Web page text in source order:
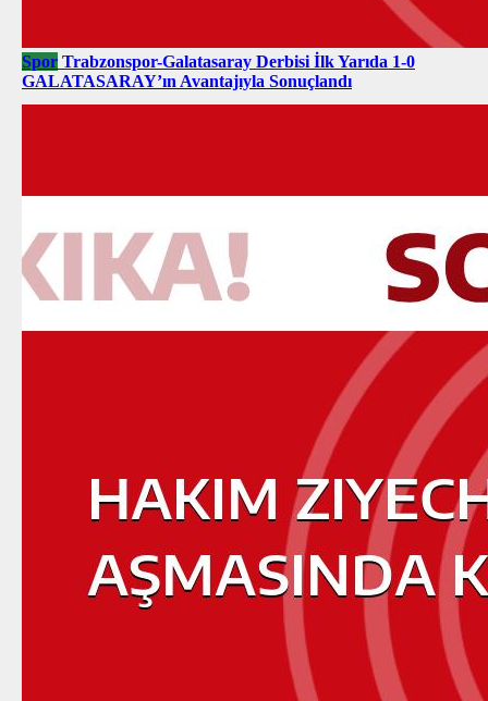
Spor Trabzonspor-Galatasaray Derbisi İlk Yarıda 1-0
GALATASARAY’ın Avantajıyla Sonuçlandı